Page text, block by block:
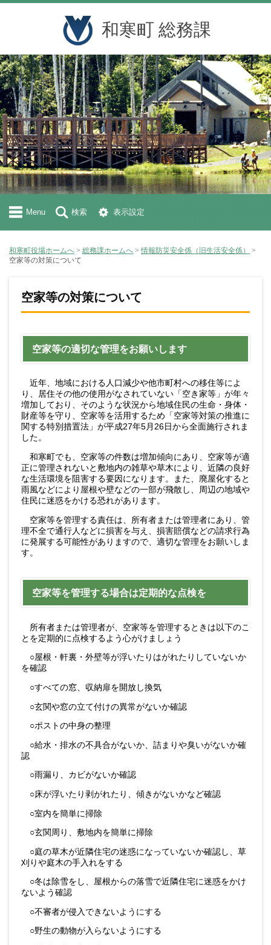
和寒町 総務課
Menu 検索 表示設定
和寒町役場ホームへ > 総務課ホームへ >情報防災安全係（旧生活安全係）
>
空家等の対策について
空家等の対策について
空家等の適切な管理をお願いします
近年、地域における人口減少や他市町村への移住等によ
り、居住その他の使用がなされていない「空き家等」が年々
増加しており、そのような状況から地域住民の生命・身体・
財産等を守り、空家等を活用するため「空家等対策の推進に
関する特別措置法」が平成27年5月26日から全面施行されま
した。
和寒町でも、空家等の件数は増加傾向にあり、空家等が適
正に管理されないと敷地内の雑草や草木により、近隣の良好
な生活環境を阻害する要因になります。また、廃屋化すると
雨風などにより屋根や壁などの一部が飛散し、周辺の地域や
住民に迷惑をかける恐れがあります。
空家等を管理する責任は、所有者または管理者にあり、管
理不全で通行人などに損害を与え、損害賠償などの請求行為
に発展する可能性がありますので、適切な管理をお願いしま
す。
空家等を管理する場合は定期的な点検を
所有者または管理者が、空家等を管理するときは以下のこ
とを定期的に点検するよう心がけましょう
○屋根・軒裏・外壁等が浮いたりはがれたりしていないか
を確認
○すべての窓、収納扉を開放し換気
○玄関や窓の立て付けの異常がないか確認
○ポストの中身の整理
○給水・排水の不具合がないか、詰まりや臭いがないか確
認
○雨漏り、カビがないか確認
○床が浮いたり剥がれたり、傾きがないかなど確認
○室内を簡単に掃除
○玄関周り、敷地内を簡単に掃除
○庭の草木が近隣住宅の迷惑になっていないか確認し、草
刈りや庭木の手入れをする
○冬は除雪をし、屋根からの落雪で近隣住宅に迷惑をかけ
ないよう確認
○不審者が侵入できないようにする
○野生の動物が入らないようにする